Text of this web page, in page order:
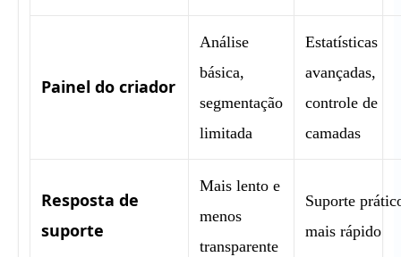
Painel do criador
Análise
básica,
segmentação
limitada
Estatísticas
avançadas,
controle de
camadas
Resposta de
suporte
Mais lento e
menos
transparente
Suporte
mais rápido